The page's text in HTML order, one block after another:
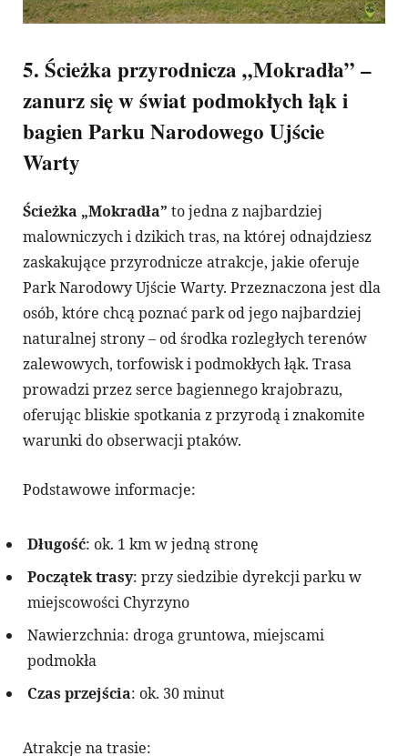
5. Ścieżka przyrodnicza „Mokradła” –
zanurz się w świat podmokłych łąk i
bagien Parku Narodowego Ujście
Warty
Ścieżka „Mokradła” to jedna z najbardziej
malowniczych i dzikich tras, na której odnajdziesz
zaskakujące przyrodnicze atrakcje, jakie oferuje
Park Narodowy Ujście Warty. Przeznaczona jest dla
osób, które chcą poznać park od jego najbardziej
naturalnej strony – od środka rozległych terenów
zalewowych, torfowisk i podmokłych łąk. Trasa
prowadzi przez serce bagiennego krajobrazu,
oferując bliskie spotkania z przyrodą i znakomite
warunki do obserwacji ptaków.
Podstawowe informacje:
Długość: ok. 1 km w jedną stronę
Początek trasy: przy siedzibie dyrekcji parku w
miejscowości Chyrzyno
Nawierzchnia: droga gruntowa, miejscami
podmokła
Czas przejścia: ok. 30 minut
Atrakcje na trasie: